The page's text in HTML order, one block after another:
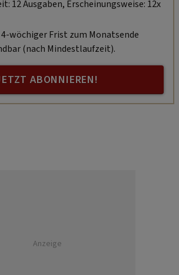
12 Ausgaben, Erscheinungsweise: 12x
wöchiger Frist zum Monatsende
(nach Mindestlaufzeit).
ABONNIEREN!
Anzeige